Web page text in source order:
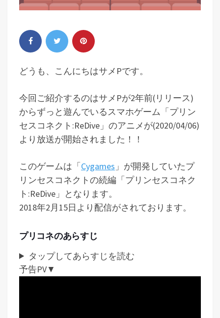
どうも、こんにちはサメPです。
今回ご紹介するのはサメPが2年前(リリース)
からずっと遊んでいるスマホゲーム「プリン
セスコネクト:ReDive」のアニメが(2020/04/06)
より放送が開始されました！！
このゲームは「Cygames 」が開発していたプ
リンセスコネクトの続編「プリンセスコネク
ト:ReDive」となります。
2018年2月15日より配信がされております。
プリコネのあらすじ
タップしてあらすじを読む
予告PV▼